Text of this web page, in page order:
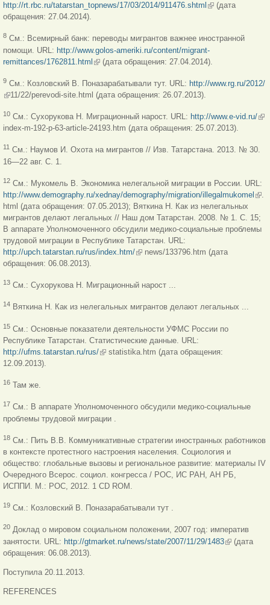
http://rt.rbc.ru/tatarstan_topnews/17/03/2014/911476.shtml (link is external)
(дата
обращения: 27.04.2014).
8 См.: Всемирный банк: переводы мигрантов важнее иностранной
помощи. URL: http://www.golos-ameriki.ru/content/migrant-
remittances/1762811.html (link is external)
(дата обращения: 27.04.2014).
9 См.: Козловский В. Поназарабатывали тут. URL: http://www.rg.ru/2012/
(link is external)
11/22/perevodi-site.html (дата обращения: 26.07.2013).
10 См.: Сухорукова Н. Миграционный нарост. URL: http://www.e-vid.ru/
index-m-192-p-63-article-24193.htm (дата обращения: 25.07.2013).
11 См.: Наумов И. Охота на мигрантов // Изв. Татарстана. 2013. № 30.
16—22 авг. C. 1.
12 См.: Мукомель В. Экономика нелегальной миграции в России. URL:
http://www.demography.ru/xednay/demography/migration/illegalmukomel
html (дата обращения: 07.05.2013); Вяткина Н. Как из нелегальных
мигрантов делают легальных // Наш дом Татарстан. 2008. № 1. С. 15;
В аппарате Уполномоченного обсудили медико-социальные проблемы
трудовой миграции в Республике Татарстан. URL:
http://upch.tatarstan.ru/rus/index.htm/(link is external)
news/133796.htm (дата
обращения: 06.08.2013).
13 См.: Сухорукова Н. Миграционный нарост ...
14 Вяткина Н. Как из нелегальных мигрантов делают легальных ...
15 См.: Основные показатели деятельности УФМС России по
Республике Татарстан. Статистические данные. URL:
http://ufms.tatarstan.ru/rus/(link is external)
statistika.htm (дата обращения:
12.09.2013).
16 Там же.
17 См.: В аппарате Уполномоченного обсудили медико-социальные
проблемы трудовой миграции .
18 См.: Пить В.В. Коммуникативные стратегии иностранных работников
в контексте протестного настроения населения. Социология и
общество: глобальные вызовы и региональное развитие: материалы IV
Очередного Всерос. социол. конгресса / РОС, ИС РАН, АН РБ,
ИСППИ. М.: РОС, 2012. 1 CD ROM.
19 См.: Козловский В. Поназарабатывали тут .
20 Доклад о мировом социальном положении, 2007 год: императив
занятости. URL: http://gtmarket.ru/news/state/2007/11/29/1483(link is
(дата
обращения: 06.08.2013).
Поступила 20.11.2013.
REFERENCES